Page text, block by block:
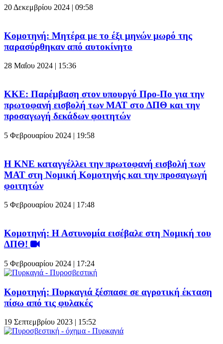
20 Δεκεμβρίου 2024 | 09:58
Κομοτηνή: Μητέρα με το έξι μηνών μωρό της
παρασύρθηκαν από αυτοκίνητο
28 Μαΐου 2024 | 15:36
ΚΚΕ: Παρέμβαση στον υπουργό Προ-Πο για την
πρωτοφανή εισβολή των ΜΑΤ στο ΔΠΘ και την
προσαγωγή δεκάδων φοιτητών
5 Φεβρουαρίου 2024 | 19:58
Η ΚΝΕ καταγγέλλει την πρωτοφανή εισβολή των
ΜΑΤ στη Νομική Κομοτηνής και την προσαγωγή
φοιτητών
5 Φεβρουαρίου 2024 | 17:48
Κομοτηνή: Η Αστυνομία εισέβαλε στη Νομική του
ΔΠΘ!
5 Φεβρουαρίου 2024 | 17:24
Κομοτηνή: Πυρκαγιά ξέσπασε σε αγροτική έκταση
πίσω από τις φυλακές
19 Σεπτεμβρίου 2023 | 15:52